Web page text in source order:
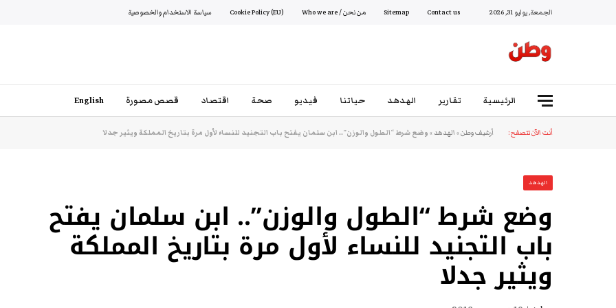
الجمعة, يوليو 31, 2026 Contact us
Sitemap من نحن / Who we are Cookie Policy (EU) سياسة الاستخدام والخصوصية
الرئيسية تقارير الهدهد حياتنا فيديو صحة اقتصاد قصص مصورة English
أنت الآن تتصفح: أرشيف وطن»الهدهد»وضع شرط “الطول والوزن”.. ابن سلمان يفتح باب التجنيد للنساء لأول مرة بتاريخ المملكة ويثير جدلا
الهدهد
وضع شرط “الطول والوزن”.. ابن سلمان يفتح
باب التجنيد للنساء لأول مرة بتاريخ المملكة
ويثير جدلا